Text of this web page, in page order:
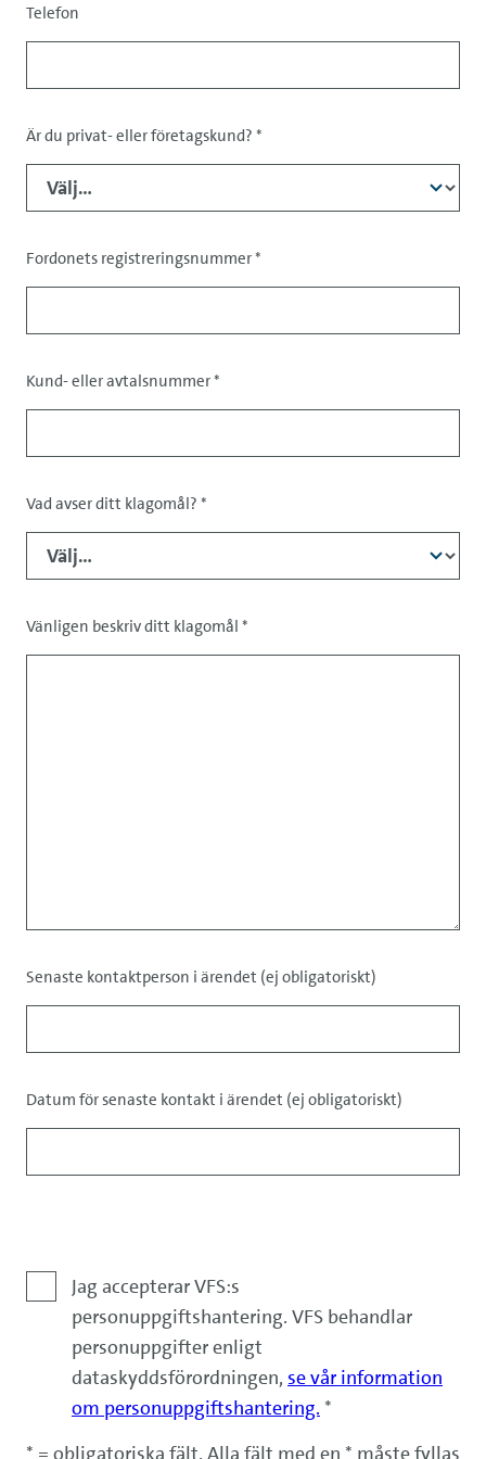
Telefon
Data
Är du privat- eller företagskund? *
Fordonets registreringsnummer*
Kund- eller avtalsnummer*
Vad avser ditt klagomål? *
Vänligen beskriv ditt klagomål *
Senaste kontaktperson i ärendet (ej obligatoriskt)
Datum för senaste kontakt i ärendet (ej obligatoriskt)
Ansvarsfriskrivning
Jag accepterar VFS:s
personuppgiftshantering. VFS behandlar
personuppgifter enligt
dataskyddsförordningen, se vår information
om personuppgiftshantering. *
* = obligatoriska fält. Alla fält med en * måste fyllas